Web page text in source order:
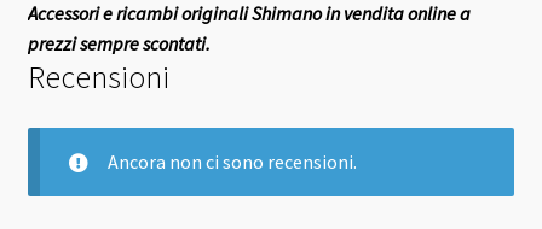
Accessori e ricambi originali Shimano in vendita online a
prezzi sempre scontati.
Recensioni
Ancora non ci sono recensioni.